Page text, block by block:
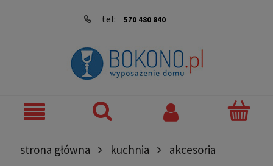
tel: 570 480 840
strona główna kuchnia
akcesoria